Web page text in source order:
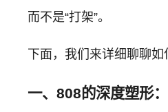
而不是“打架”。
下面，我们来详细聊聊如
一、808的深度塑形